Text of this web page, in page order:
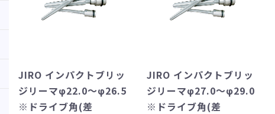
JIRO インパクトブリッ
ジリーマφ22.0～φ26.5
※ドライブ角(差
JIRO インパクトブリッ
ジリーマφ27.0～φ29.0
※ドライブ角(差